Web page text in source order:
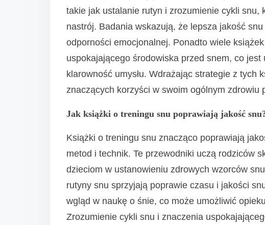
takie jak ustalanie rutyn i zrozumienie cykli snu,
nastrój. Badania wskazują, że lepsza jakość
odporności emocjonalnej. Ponadto wiele
uspokajającego środowiska przed snem, co
klarowność umysłu. Wdrażając strategie z tych
znaczących korzyści w swoim ogólnym zdrowiu
Jak książki o treningu snu poprawiają jakość
Książki o treningu snu znacząco poprawiają
metod i technik. Te przewodniki uczą rodziców
dzieciom w ustanowieniu zdrowych wzorców
rutyny snu sprzyjają poprawie czasu i jakości
wgląd w naukę o śnie, co może umożliwić
Zrozumienie cykli snu i znaczenia